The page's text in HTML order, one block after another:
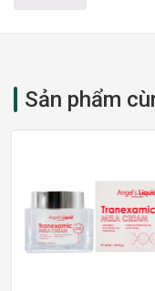
Sản phẩm